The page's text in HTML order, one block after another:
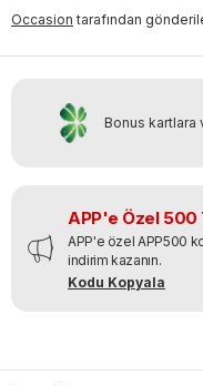
Occasion tarafından
Bonus kartlara
APP'e Özel 500
APP'e özel APP500
indirim kazanın.
Kodu Kopyala